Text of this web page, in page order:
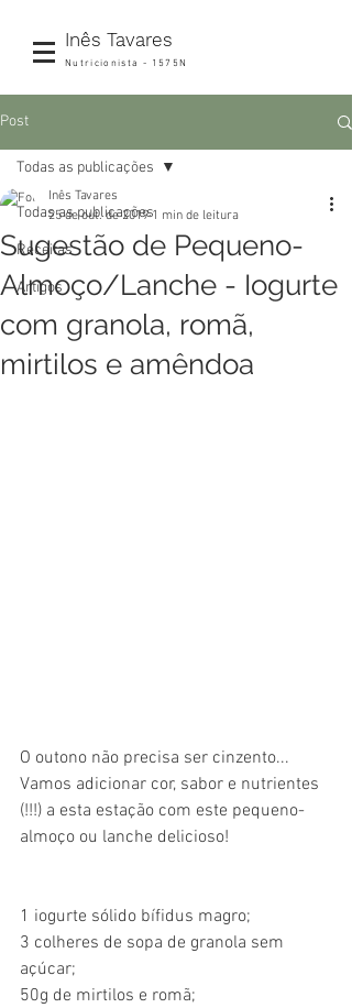
Inês Tavares
Nutricionista - 1575N
Post
Todas as publicações
Receitas
Artigos
Todas as publicações
Sugestão de Pequeno-
Almoço/Lanche - Iogurte
com granola, romã,
mirtilos e amêndoa
Inês Tavares
25 de out. de 2019 1 min de leitura
O outono não precisa ser cinzento...
Vamos adicionar cor, sabor e nutrientes
(!!!) a esta estação com este pequeno-
almoço ou lanche delicioso!
1 iogurte sólido bífidus magro;
3 colheres de sopa de granola sem
açúcar;
50g de mirtilos e romã;